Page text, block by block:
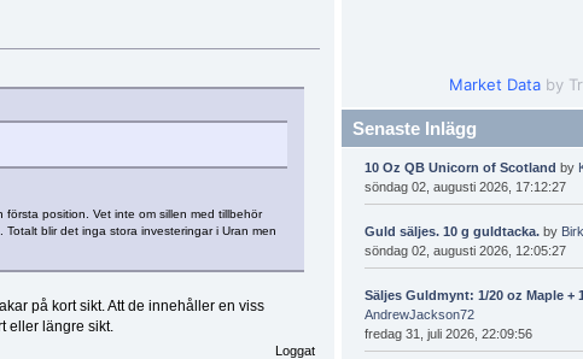
position. Vet inte om sillen med tillbehör
blir det inga stora investeringar i Uran men
på kort sikt. Att de innehåller en viss
eller längre sikt.
Loggat
Market Data by
Senaste Inlägg
10 Oz QB Unicorn of Scotland by
söndag 02, augusti 2026, 17:12:27
Guld säljes. 10 g guldtacka. by
söndag 02, augusti 2026, 12:05:27
Säljes Guldmynt: 1/20 oz Maple +
AndrewJackson72
fredag 31, juli 2026, 22:09:56